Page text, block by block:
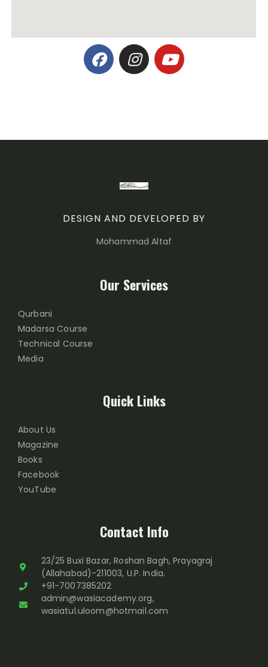
Contact Info
23/25 Buxi Bazar, Roshan Bagh, Prayagraj
(Allahabad)-211003, U.P. India.
+91-7007385202
admin@wasiacademy.org,
wasiatul.uloom@hotmail.com
Quick Links
About Us
Magazine
Books
Facebook
YouTube
Our Services
Qurbani
Madarsa Course
Technical Course
Media
DESIGN AND DEVELOPED BY
Mohammad Altaf